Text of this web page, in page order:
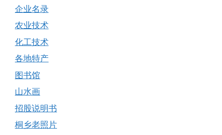
企业名录
农业技术
化工技术
各地特产
图书馆
山水画
招股说明书
桐乡老照片